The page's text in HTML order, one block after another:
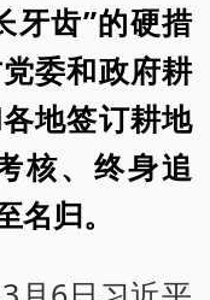
牙齿”的硬措
委和政府耕
地签订耕地
核、终身追
归。